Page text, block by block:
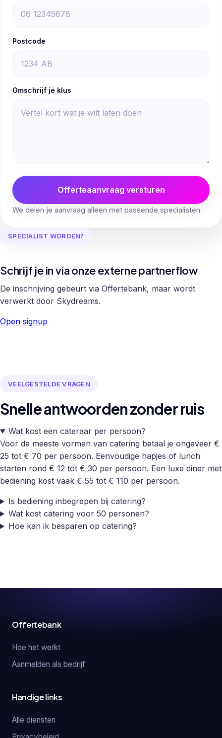
Postcode
Omschrijf je klus
Offerteaanvraag versturen
We delen je aanvraag alleen met passende specialisten.
SPECIALIST WORDEN?
Schrijf je in via onze externe partnerflow
De inschrijving gebeurt via Offertebank, maar wordt
verwerkt door Skydreams.
Open signup
VEELGESTELDE VRAGEN
Snelle antwoorden zonder ruis
Wat kost een cateraar per persoon?
Voor de meeste vormen van catering betaal je ongeveer €
25 tot € 70 per persoon. Eenvoudige hapjes of lunch
starten rond € 12 tot € 30 per persoon. Een luxe diner met
bediening kost vaak € 55 tot € 110 per persoon.
Is bediening inbegrepen bij catering?
Wat kost catering voor 50 personen?
Hoe kan ik besparen op catering?
Offertebank
Hoe het werkt
Aanmelden als bedrijf
Handige links
Alle diensten